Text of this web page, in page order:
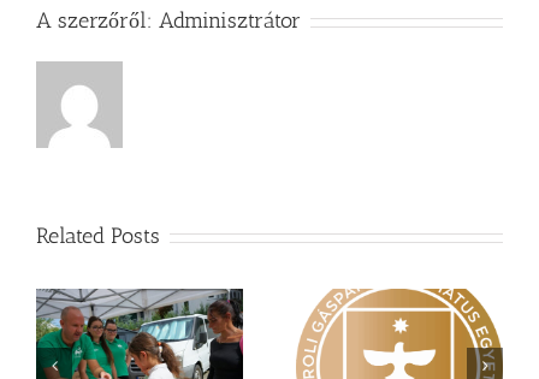
A szerzőről: Adminisztrátor
Related Posts